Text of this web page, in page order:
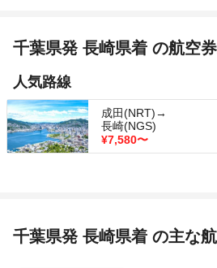
千葉県発 長崎県着 の航空
人気路線
成田(NRT)→
長崎(NGS)
¥7,580〜
千葉県発 長崎県着 の主な